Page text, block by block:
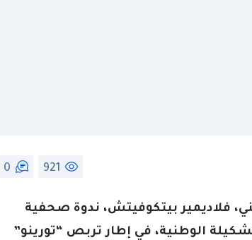
921
0
فلاديمير بيتكوفيتش، ندوة صحفية
الوطنية، في إطار تربص “تورينو”